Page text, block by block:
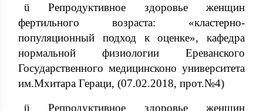
ü Репродуктивное здоровье женщин
фертильного возраста: «кластерно-
популяционный подход к оценке», кафедра
нормальной физиологии Ереванского
Государственного медицинсконо университета
им.Мхитара Гераци, (07.02.2018, прот.№4)
ü Репродуктивное здоровье женщин